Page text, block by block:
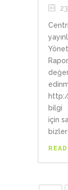
bilgi
için